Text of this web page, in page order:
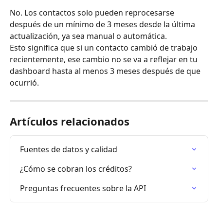
No. Los contactos solo pueden reprocesarse
después de un mínimo de 3 meses desde la última
actualización, ya sea manual o automática.
Esto significa que si un contacto cambió de trabajo
recientemente, ese cambio no se va a reflejar en tu
dashboard hasta al menos 3 meses después de que
ocurrió.
Artículos relacionados
Fuentes de datos y calidad
¿Cómo se cobran los créditos?
Preguntas frecuentes sobre la API